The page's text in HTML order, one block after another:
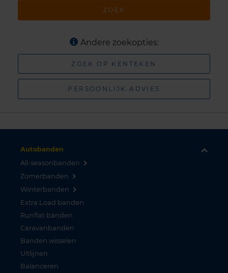
ZOEK
Andere zoekopties:
ZOEK OP KENTEKEN
PERSOONLIJK ADVIES
Autobanden
All-seasonbanden
Zomerbanden
Winterbanden
Extra Load banden
Runflat banden
Caravanbanden
Banden wisselen
Uitlijnen
Balanceren